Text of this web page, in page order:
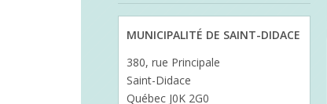
MUNICIPALITÉ DE SAINT-DIDACE
380, rue Principale
Saint-Didace
Québec J0K 2G0